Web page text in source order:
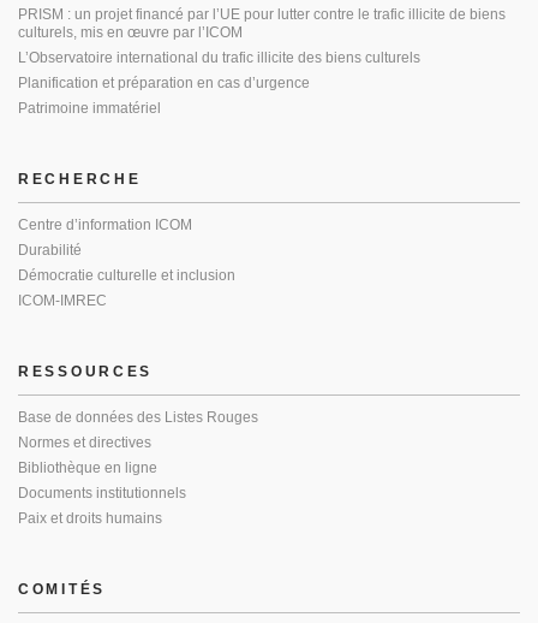
PRISM : un projet financé par l’UE pour lutter contre le trafic illicite de biens
culturels, mis en œuvre par l’ICOM
L’Observatoire international du trafic illicite des biens culturels
Planification et préparation en cas d’urgence
Patrimoine immatériel
RECHERCHE
Centre d’information ICOM
Durabilité
Démocratie culturelle et inclusion
ICOM-IMREC
RESSOURCES
Base de données des Listes Rouges
Normes et directives
Bibliothèque en ligne
Documents institutionnels
Paix et droits humains
COMITÉS